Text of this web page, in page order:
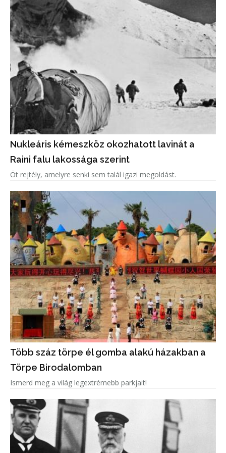
Nukleáris kémeszköz okozhatott lavinát a
Raini falu lakossága szerint
Öt rejtély, amelyre senki sem talál igazi megoldást.
Több száz törpe él gomba alakú házakban a
Törpe Birodalomban
Ismerd meg a világ legextrémebb parkjait!